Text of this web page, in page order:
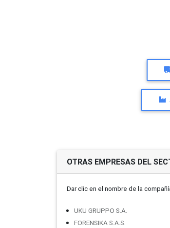
OTRAS EMPRESAS DEL
Dar clic en el nombre de la
UKU GRUPPO S.A.
FORENSIKA S.A.S.